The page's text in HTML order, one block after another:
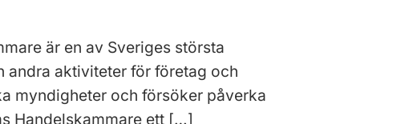
är en av Sveriges största
andra aktiviteter för företag och
myndigheter och försöker påverka
Handelskammare ett […]